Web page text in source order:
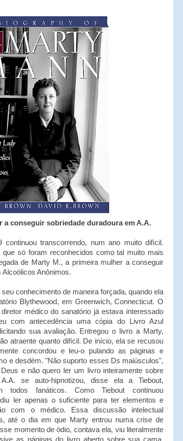
a conseguir sobriedade duradoura em A.A.
transcorrendo, num ano muito difícil.
só foram reconhecidos como tal muito mais
de Marty M., a primeira mulher a conseguir
Alcoólicos Anônimos.
conhecimento de maneira forçada, quando ela
Blythewood, em Greenwich, Connecticut. O
médico do sanatório já estava interessado
com antecedência uma cópia do Livro Azul
sua avaliação. Entregou o livro a Marty,
atraente quanto difícil. De início, ela se recusou
concordou e leu-o pulando as páginas e
e desdém. "Não suporto esses Ds maiúsculos",
e não quero ler um livro inteiramente sobre
se auto-hipnotizou, disse ela a Tiebout,
todos fanáticos. Como Tiebout continuou
ler apenas o suficiente para ter elementos e
com o médico. Essa discussão intelectual
até o dia em que Marty entrou numa crise de
momento de ódio, contava ela, viu literalmente